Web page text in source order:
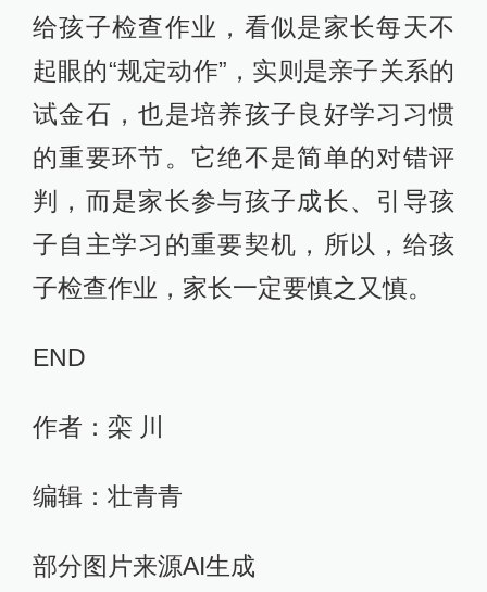
给孩子检查作业，看似是家长每天不
起眼的“规定动作”，实则是亲子关系的
试金石，也是培养孩子良好学习习惯
的重要环节。它绝不是简单的对错评
判，而是家长参与孩子成长、引导孩
子自主学习的重要契机，所以，给孩
子检查作业，家长一定要慎之又慎。
END
作者：栾 川
编辑：壮青青
部分图片来源AI生成